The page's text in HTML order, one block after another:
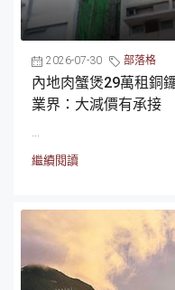
2026-07-30 部落格
內地肉蟹煲29萬租銅
業界：大減價有承接
...
繼續閱讀